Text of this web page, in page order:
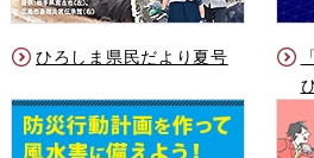
ひろしま県民だより夏号